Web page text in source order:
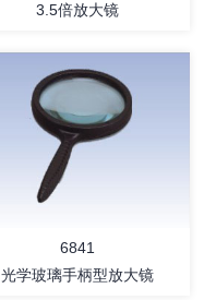
详情
3.5倍放大镜
6841
光学玻璃手柄型放大镜